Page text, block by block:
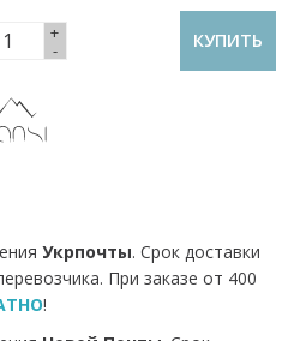
+
-
КУПИТЬ
Укрпочты. Срок доставки
При заказе от 400
!